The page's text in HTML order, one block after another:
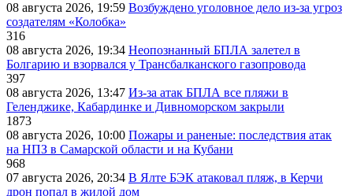
08 августа 2026, 19:59 Возбуждено уголовное дело из-за угроз
создателям «Колобка»
316
08 августа 2026, 19:34 Неопознанный БПЛА залетел в
Болгарию и взорвался у Трансбалканского газопровода
397
08 августа 2026, 13:47 Из-за атак БПЛА все пляжи в
Геленджике, Кабардинке и Дивноморском закрыли
1873
08 августа 2026, 10:00 Пожары и раненые: последствия атак
на НПЗ в Самарской области и на Кубани
968
07 августа 2026, 20:34 В Ялте БЭК атаковал пляж, в Керчи
дрон попал в жилой дом